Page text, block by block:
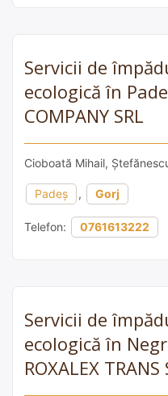
Servicii de
ecologică în
COMPANY SRL
Cioboată Mihail,
Padeș , Gorj
Telefon: 0761613222
Servicii de
ecologică în
ROXALEX TRANS